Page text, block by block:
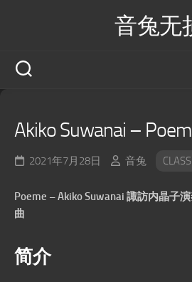
音兔无
Akiko Suwanai –
2021年7月28日 音兔
Poeme – Akiko Suwanai 諏訪内晶子
曲
简介